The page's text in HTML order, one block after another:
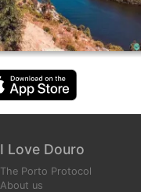
I Love Douro
The Porto Protocol
About us